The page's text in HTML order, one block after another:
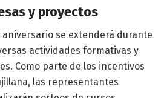
y proyectos
aniversario se extenderá durante
actividades formativas y
. Como parte de los incentivos
las representantes